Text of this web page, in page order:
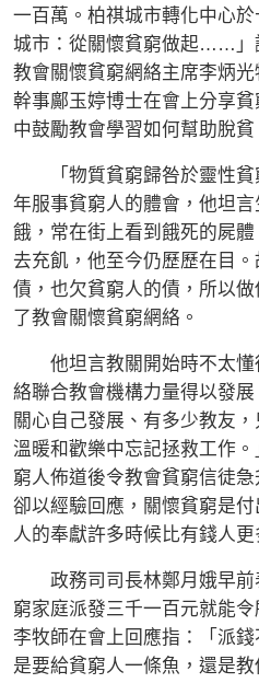
一百萬。柏祺城市轉化中心
城市：從關懷貧窮做起……」
教會關懷貧窮網絡主席李炳
幹事鄺玉婷博士在會上分享
中鼓勵教會學習如何幫助脫貧
「物質貧窮歸咎於靈性貧
年服事貧窮人的體會，他坦
餓，常在街上看到餓死的屍
去充飢，他至今仍歷歷在目
債，也欠貧窮人的債，所以
了教會關懷貧窮網絡。
他坦言教關開始時不太懂
絡聯合教會機構力量得以發
關心自己發展、有多少教友
溫暖和歡樂中忘記拯救工作
窮人佈道後令教會貧窮信徒
卻以經驗回應，關懷貧窮是
人的奉獻許多時候比有錢人更
政務司司長林鄭月娥早前
窮家庭派發三千一百元就能
李牧師在會上回應指：「派
是要給貧窮人一條魚，還是